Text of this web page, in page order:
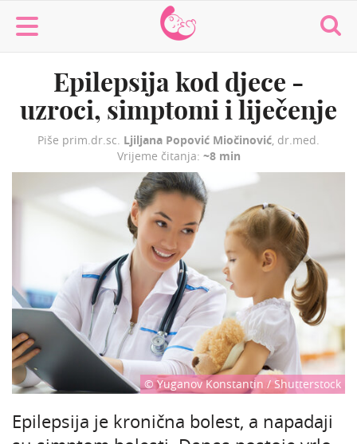
MaminaMaza
Epilepsija kod djece -
uzroci, simptomi i liječenje
Piše prim.dr.sc. Ljiljana Popović Miočinović, dr.med.
Vrijeme čitanja: ~8 min
© Yuganov Konstantin / Shutterstock
Epilepsija je kronična bolest, a napadaji